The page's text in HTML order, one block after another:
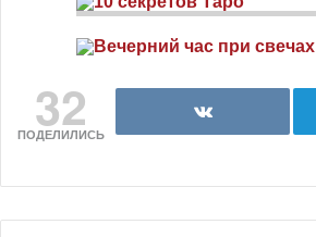
32
ПОДЕЛИЛИСЬ